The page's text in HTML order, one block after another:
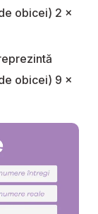
obicei) 2 x
obicei) 9 x